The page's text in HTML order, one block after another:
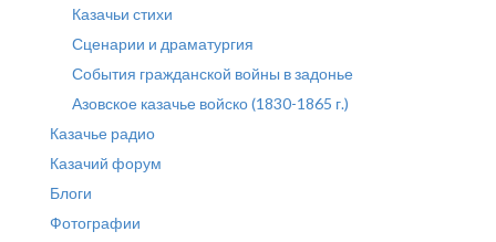
Казачьи стихи
Сценарии и драматургия
События гражданской войны в задонье
Азовское казачье войско (1830-1865 г.)
Казачье радио
Казачий форум
Блоги
Фотографии